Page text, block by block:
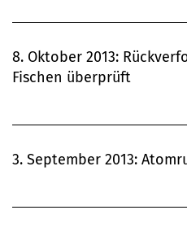
8. Oktober 2013:
Fischen überprüft
3. September 2013: